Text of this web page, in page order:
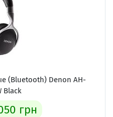
(Bluetooth) Denon AH-
Black
грн